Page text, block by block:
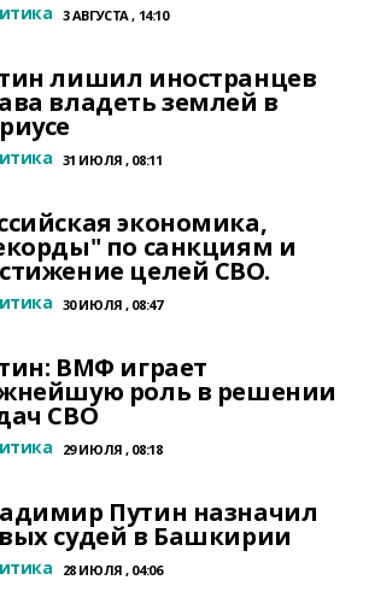
3 АВГУСТА , 14:10
лишил иностранцев
владеть землей в
31 ИЮЛЯ , 08:11
экономика,
по санкциям и
целей СВО.
30 ИЮЛЯ , 08:47
ВМФ играет
роль в решении
СВО
29 ИЮЛЯ , 08:18
Путин назначил
судей в Башкирии
28 ИЮЛЯ , 04:06